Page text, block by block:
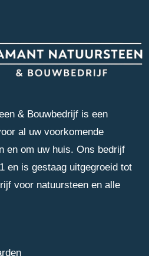
& Bouwbedrijf is een
al uw voorkomende
en om uw huis. Ons bedrijf
en is gestaag uitgegroeid tot
voor natuursteen en alle